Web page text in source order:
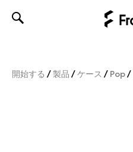
開始する /製品 /ケース / Pop/